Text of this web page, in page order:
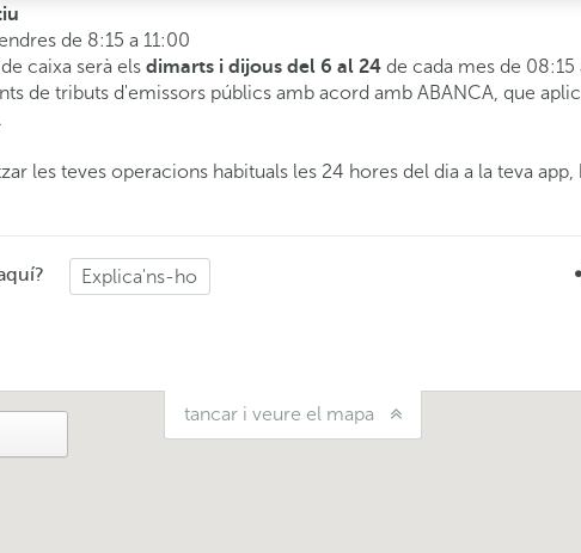
de 8:15 a 11:00
caixa serà els dimarts i dijous del 6 al 24 de cada mes de 08:15
de tributs d'emissors públics amb acord amb ABANCA, que
les teves operacions habituals les 24 hores del dia a la teva
Explica'ns-ho
tancar i veure el mapa